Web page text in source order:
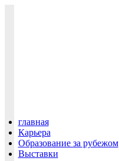
главная
Карьера
Образование за рубежом
Выставки